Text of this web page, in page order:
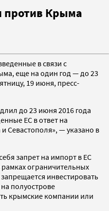
против Крыма
в связи с
еще на один год — до 23
19 июня, пресс-
до 23 июня 2016 года
ЕС в ответ на
Севастополя», — указано в
запрет на импорт в ЕС
ограничительных
инвестировать
полуострове
крымские компании или